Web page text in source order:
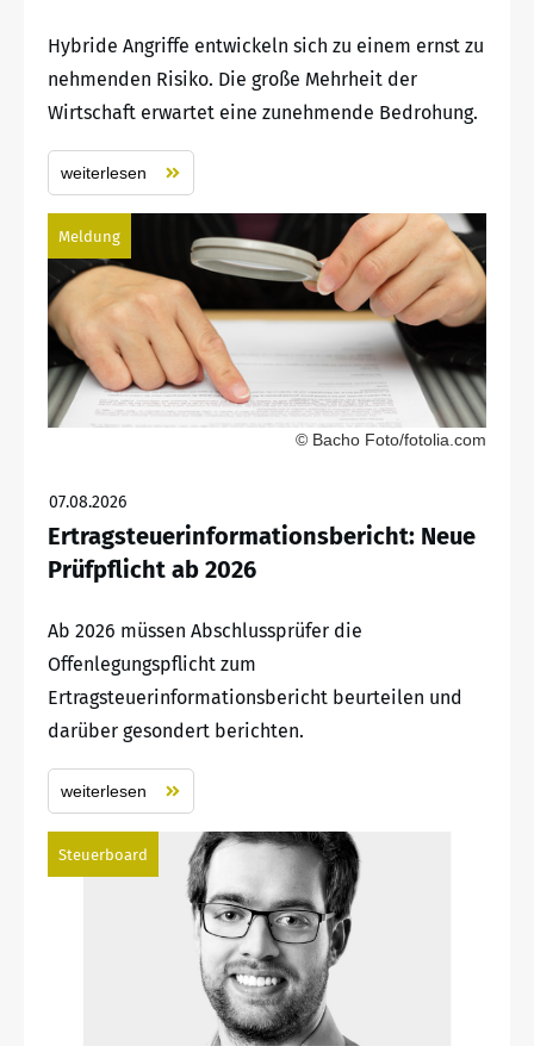
Hybride Angriffe entwickeln sich zu einem ernst zu
nehmenden Risiko. Die große Mehrheit der
Wirtschaft erwartet eine zunehmende Bedrohung.
weiterlesen
Meldung
© Bacho Foto/fotolia.com
07.08.2026
Ertragsteuerinformationsbericht: Neue
Prüfpflicht ab 2026
Ab 2026 müssen Abschlussprüfer die
Offenlegungspflicht zum
Ertragsteuerinformationsbericht beurteilen und
darüber gesondert berichten.
weiterlesen
Steuerboard